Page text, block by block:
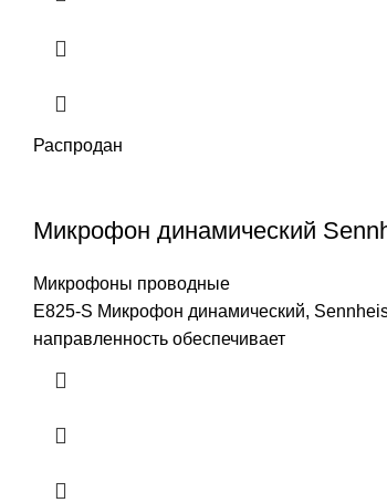
Распродан
Микрофон динамический
Микрофоны проводные
E825-S Микрофон динамический,
направленность обеспечивает